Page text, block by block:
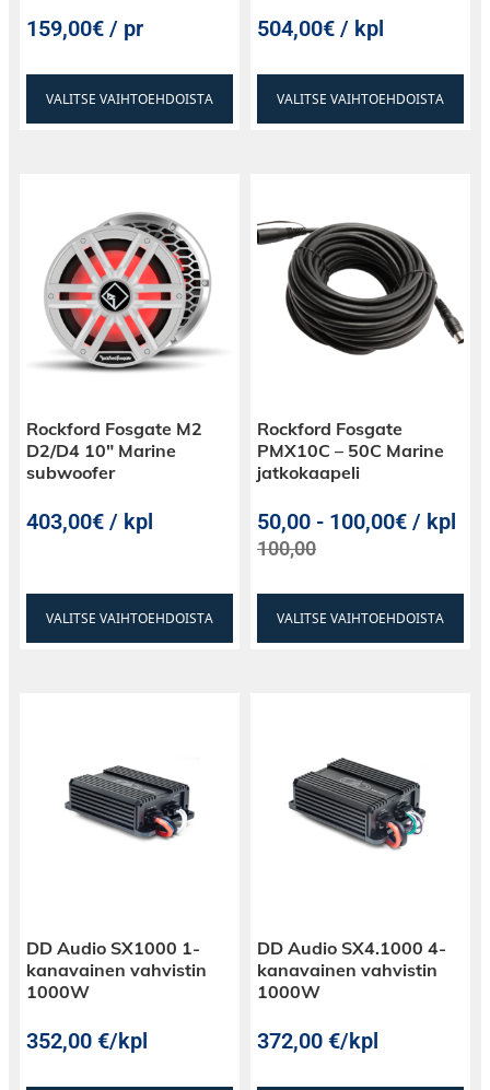
159,00€ / pr
VALITSE VAIHTOEHDOISTA
504,00€ / kpl
VALITSE VAIHTOEHDOISTA
Rockford Fosgate M2
D2/D4 10″ Marine
subwoofer
403,00€ / kpl
VALITSE VAIHTOEHDOISTA
Rockford Fosgate
PMX10C – 50C Marine
jatkokaapeli
50,00 - 100,00€ / kpl
100,00
VALITSE VAIHTOEHDOISTA
DD Audio SX1000 1-
kanavainen vahvistin
1000W
352,00€/kpl
DD Audio SX4.1000 4-
kanavainen vahvistin
1000W
372,00€/kpl